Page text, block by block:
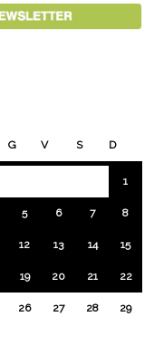
G V S D
1
5 6 7 8
12 13 14 15
19 20 21 22
26 27 28 29